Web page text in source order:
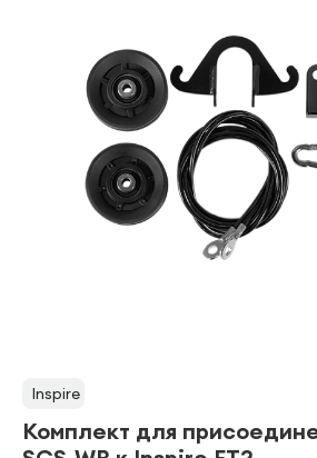
Inspire
Комплект для